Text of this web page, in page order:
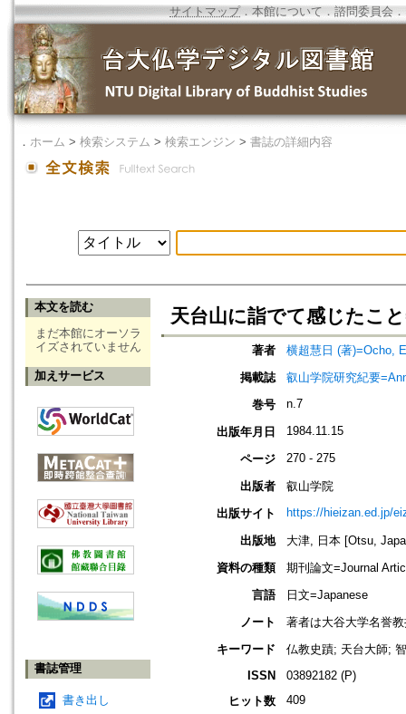
サイトマップ．本館について ． 諮問委員会 ．
． ホーム > 検索システム > 検索エンジン > 書誌の詳細内容
本文を読む
まだ本館にオーソラ
イズされていません
加えサービス
書誌管理
書き出し
天台山に詣でて感じたこ
著者
横超慧日 (著)=Ocho,
掲載誌
叡山学院研究紀要
巻号
n.7
出版年月日 1984.11.15
ページ 270 - 275
出版者
叡山学院
出版サイト
https://hieizan.ed.jp/
出版地
大津, 日本 [Otsu,
資料の種類
期刊論文=Journal
言語
日文=Japanese
ノート
著者は大谷大学名誉
キーワード
仏教史蹟; 天台大師;
ISSN
03892182 (P)
ヒット数
409